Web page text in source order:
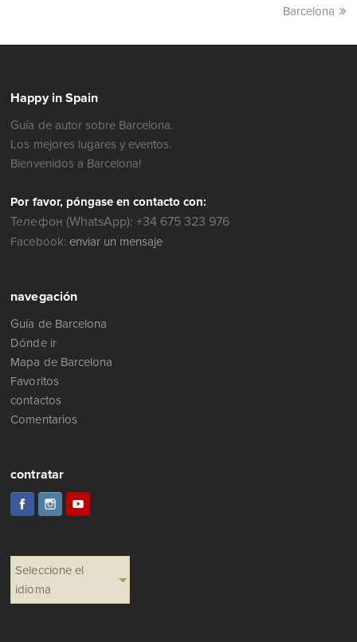
Barcelona
Happy in Spain
Guía de autor sobre Barcelona.
Los mejores lugares y eventos.
Bienvenidos a Barcelona!
Por favor, póngase en contacto con:
Телефон (WhatsApp): +34 675 323 976
Facebook: enviar un mensaje
navegación
Guía de Barcelona
Dónde ir
Mapa de Barcelona
Favoritos
contactos
Comentarios
contratar
Seleccione el
idioma